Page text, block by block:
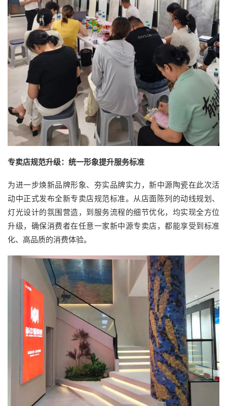
专卖店规范升级：统一形象提升服务标准
为进一步焕新品牌形象、夯实品牌实力，新中源陶瓷在此次活
动中正式发布全新专卖店规范标准。从店面陈列的动线规划、
灯光设计的氛围营造，到服务流程的细节优化，均实现全方位
升级，确保消费者在任意一家新中源专卖店，都能享受到标准
化、高品质的消费体验。